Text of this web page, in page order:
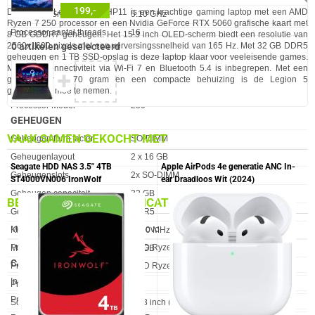
De Lenovo Legion 5 15AHP11 is een krachtige gaming laptop met een AMD
Ryzen 7 250 processor en een Nvidia GeForce RTX 5060 grafische kaart met
8 GB GDDR7 geheugen. Het 15.3 inch OLED-scherm biedt een resolutie van
2560x1600 pixels met een verversingssnelheid van 165 Hz. Met 32 GB DDR5
geheugen en 1 TB SSD-opslag is deze laptop klaar voor veeleisende games.
Moderne connectiviteit via Wi-Fi 7 en Bluetooth 5.4 is inbegrepen. Met een
gewicht van 1870 gram en een compacte behuizing is de Legion 5
gemakkelijk mee te nemen.
BELANGRIJKSTE SPECIFICATIES
Eigenschap
Merk
Lenovo
Processorgeneratie
AMD Ryzen 200 Series
Processor Serie
AMD Ryzen 7
Processor Cores
Scherm Diagonaal
15.3 inch (38.9cm)
Processor Snelheid
5.10 GHz
Processor aantal threads
16
Processorfabrikant
AMD
Processor Serie
AMD Ryzen 7
Processorgeneratie
AMD Ryzen 200 Series
Processor Model
250
GEHEUGEN
Eigenschap Waarde
Geheugen form factor
SO-DIMM
Geheugenlayout
2 x 16 GB
Geheugenslots
2x SO-DIMM
Geheugen capaciteit
32 GB
Geheugen type
DDR5
Kloksnelheid geheugen
5600 MHz
Max. Geheugen
32 GB
CAMERA
Eigenschap
Ingebouwde webcam
Privacycamera
199,-
0 artikelen geselecteerd
✚
VAAK SAMEN GEKOCHT MET
Seagate HDD NAS 3.5" 4TB
ST4000VN006 IronWolf
Apple AirPods 4e generatie ANC In-
ear Draadloos Wit (2024)